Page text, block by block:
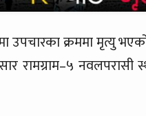
उपचारका क्रममा मृत्यु
रामग्राम–५ नवलपरासी